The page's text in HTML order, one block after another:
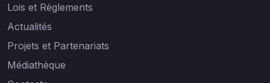
Lois et Règlements
Actualités
Projets et Partenariats
Médiathèque